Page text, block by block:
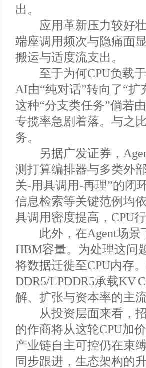
出。
应用革新压力较好壮
端座调用频次与隐痛面
搬运与适度流支出。
至于为何CPU负载于
AI由“纯对话”转向了“
这种“分支类任务”倘若
专揽率急剧着落。与之
务。
另据广发证券，
测打算编排器与多类外
关-用具调用-再理”的闭
信息检索等关键范例均
具调用密度提高，CPU
此外，在Agent场景
HBM容量。为处理这问
将数据迁徙至CPU内存
DDR5/LPDDR5承载KV
解、扩张与资本率的主
从投资层面来看，招
的作商将从这轮CPU加
产业链自主可控仍在束
同步跟进，生态架构的